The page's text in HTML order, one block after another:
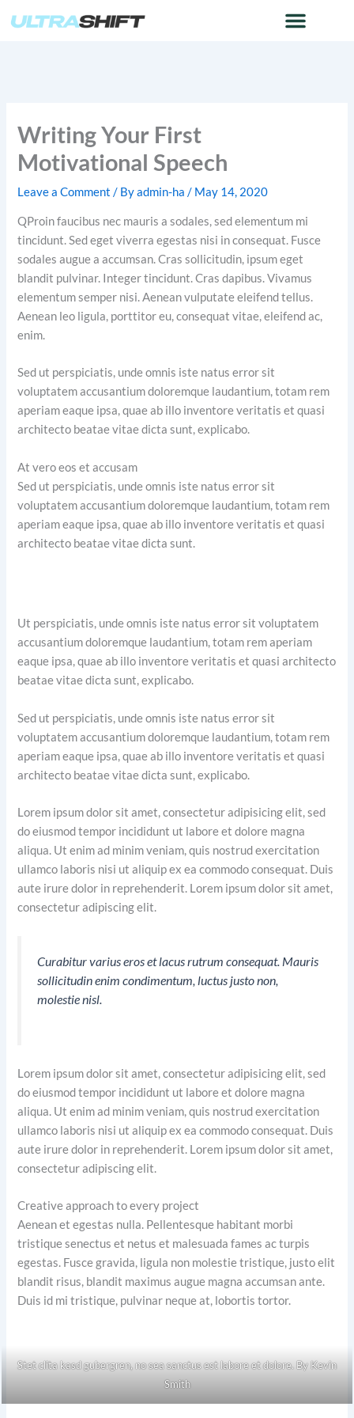
Writing Your First
Motivational Speech
Leave a Comment / Byadmin-ha/ May 14, 2020
QProin faucibus nec mauris a sodales, sed elementum mi
tincidunt. Sed eget viverra egestas nisi in consequat. Fusce
sodales augue a accumsan. Cras sollicitudin, ipsum eget
blandit pulvinar. Integer tincidunt. Cras dapibus. Vivamus
elementum semper nisi. Aenean vulputate eleifend tellus.
Aenean leo ligula, porttitor eu, consequat vitae, eleifend ac,
enim.
Sed ut perspiciatis, unde omnis iste natus error sit
voluptatem accusantium doloremque laudantium, totam rem
aperiam eaque ipsa, quae ab illo inventore veritatis et quasi
architecto beatae vitae dicta sunt, explicabo.
At vero eos et accusam
Sed ut perspiciatis, unde omnis iste natus error sit
voluptatem accusantium doloremque laudantium, totam rem
aperiam eaque ipsa, quae ab illo inventore veritatis et quasi
architecto beatae vitae dicta sunt.
Ut perspiciatis, unde omnis iste natus error sit voluptatem
accusantium doloremque laudantium, totam rem aperiam
eaque ipsa, quae ab illo inventore veritatis et quasi architecto
beatae vitae dicta sunt, explicabo.
Sed ut perspiciatis, unde omnis iste natus error sit
voluptatem accusantium doloremque laudantium, totam rem
aperiam eaque ipsa, quae ab illo inventore veritatis et quasi
architecto beatae vitae dicta sunt, explicabo.
Lorem ipsum dolor sit amet, consectetur adipisicing elit, sed
do eiusmod tempor incididunt ut labore et dolore magna
aliqua. Ut enim ad minim veniam, quis nostrud exercitation
ullamco laboris nisi ut aliquip ex ea commodo consequat. Duis
aute irure dolor in reprehenderit. Lorem ipsum dolor sit amet,
consectetur adipiscing elit.
Curabitur varius eros et lacus rutrum consequat. Mauris
sollicitudin enim condimentum, luctus justo non,
molestie nisl.
Lorem ipsum dolor sit amet, consectetur adipisicing elit, sed
do eiusmod tempor incididunt ut labore et dolore magna
aliqua. Ut enim ad minim veniam, quis nostrud exercitation
ullamco laboris nisi ut aliquip ex ea commodo consequat. Duis
aute irure dolor in reprehenderit. Lorem ipsum dolor sit amet,
consectetur adipiscing elit.
Creative approach to every project
Aenean et egestas nulla. Pellentesque habitant morbi
tristique senectus et netus et malesuada fames ac turpis
egestas. Fusce gravida, ligula non molestie tristique, justo elit
blandit risus, blandit maximus augue magna accumsan ante.
Duis id mi tristique, pulvinar neque at, lobortis tortor.
Stet clita kasd gubergren, no sea sanctus est labore et dolore. ByKevin
Smith